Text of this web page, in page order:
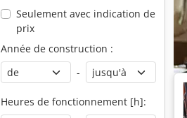
Seulement avec indication de
prix
Année de construction :
-
Heures de fonctionnement [h]: